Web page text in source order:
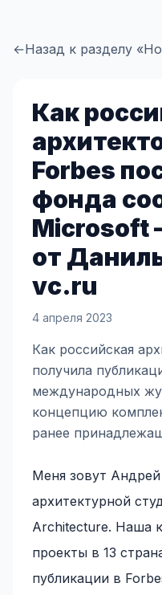
←Назад к разделу
Как
Forbes
фонда
Microsoft
от
vc.ru
4 апреля 2023
Как российская
получила
международных
концепцию
ранее
Меня зовут
архитектурной
Architecture. Наша
проекты в 13
публикации в